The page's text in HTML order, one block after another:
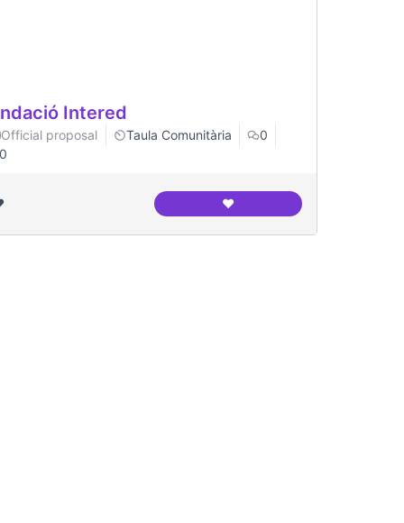
Indians
Intered
Official proposal Taula Comunitària
0
0
❤️Fundació Intered